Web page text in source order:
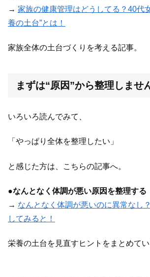
→ 家族の健康管理はどうしてる？40代
養の土台”とは！
家族全体の土台づくりを考える記事。
まずは“原因”から整理しませ
いろいろ読んでみて、
「やっぱり全体を整理したい」
と感じた方は、こちらの記事へ。
●なんとなく体調が悪い原因を整理する
→ なんとなく体調が悪いのに異常なし
してみると！
栄養の土台を見直すヒントをまとめてい